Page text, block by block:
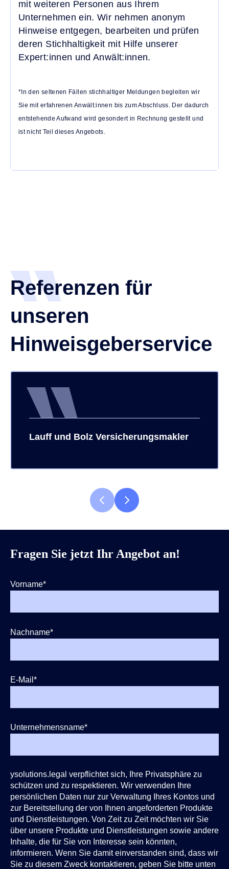
mit weiteren Personen aus Ihrem
Unternehmen ein. Wir nehmen anonym
Hinweise entgegen, bearbeiten und prüfen
deren Stichhaltigkeit mit Hilfe unserer
Expert:innen und Anwält:innen.
*In den seltenen Fällen stichhaltiger Meldungen begleiten wir
Sie mit erfahrenen Anwält:innen bis zum Abschluss. Der dadurch
entstehende Aufwand wird gesondert in Rechnung gestellt und
ist nicht Teil dieses Angebots.
Referenzen für
unseren
Hinweisgeberservice
Lauff und Bolz Versicherungsmakler
Fragen Sie jetzt Ihr Angebot an!
Vorname*
Nachname*
E-Mail *
Unternehmensname*
ysolutions.legal verpflichtet sich, Ihre Privatsphäre zu
schützen und zu respektieren. Wir verwenden Ihre
persönlichen Daten nur zur Verwaltung Ihres Kontos und
zur Bereitstellung der von Ihnen angeforderten Produkte
und Dienstleistungen. Von Zeit zu Zeit möchten wir Sie
über unsere Produkte und Dienstleistungen sowie andere
Inhalte, die für Sie von Interesse sein könnten,
informieren. Wenn Sie damit einverstanden sind, dass wir
Sie zu diesem Zweck kontaktieren, geben Sie bitte unten